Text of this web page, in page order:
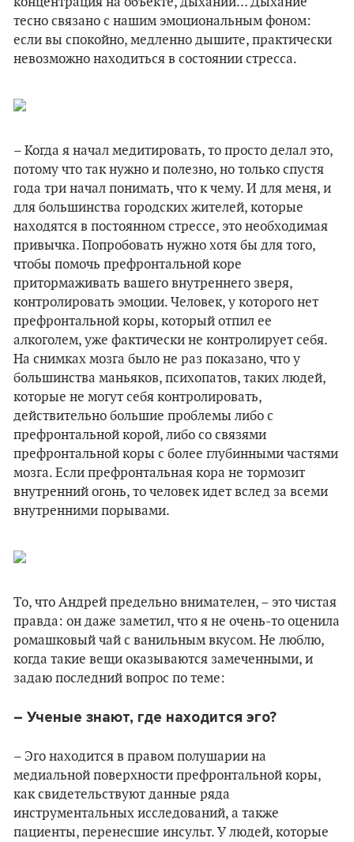
тесно связано с нашим эмоциональным фоном:
если вы спокойно, медленно дышите, практически
невозможно находиться в состоянии стресса.
– Когда я начал медитировать, то просто делал это,
потому что так нужно и полезно, но только спустя
года три начал понимать, что к чему. И для меня, и
для большинства городских жителей, которые
находятся в постоянном стрессе, это необходимая
привычка. Попробовать нужно хотя бы для того,
чтобы помочь префронтальной коре
притормаживать вашего внутреннего зверя,
контролировать эмоции. Человек, у которого нет
префронтальной коры, который отпил ее
алкоголем, уже фактически не контролирует себя.
На снимках мозга было не раз показано, что у
большинства маньяков, психопатов, таких людей,
которые не могут себя контролировать,
действительно большие проблемы либо с
префронтальной корой, либо со связями
префронтальной коры с более глубинными частями
мозга. Если префронтальная кора не тормозит
внутренний огонь, то человек идет вслед за всеми
внутренними порывами.
То, что Андрей предельно внимателен, – это чистая
правда: он даже заметил, что я не очень-то оценила
ромашковый чай с ванильным вкусом. Не люблю,
когда такие вещи оказываются замеченными, и
задаю последний вопрос по теме:
– Ученые знают, где находится эго?
– Эго находится в правом полушарии на
медиальной поверхности префронтальной коры,
как свидетельствуют данные ряда
инструментальных исследований, а также
пациенты, перенесшие инсульт. У людей, которые